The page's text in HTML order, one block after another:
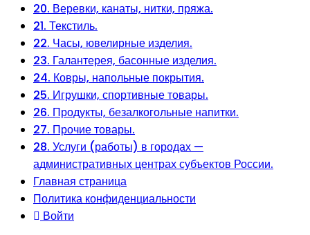
20. Веревки, канаты, нитки, пряжа.
21. Текстиль.
22. Часы, ювелирные изделия.
23. Галантерея, басонные изделия.
24. Ковры, напольные покрытия.
25. Игрушки, спортивные товары.
26. Продукты, безалкогольные напитки.
27. Прочие товары.
28. Услуги (работы) в городах —
административных центрах субъектов России.
Главная страница
Политика конфиденциальности
Войти